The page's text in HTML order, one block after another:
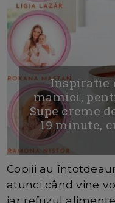
Inspiratie
mamici,
Supe creme
19 minute,
Copiii au
atunci când vine
iar refuzul